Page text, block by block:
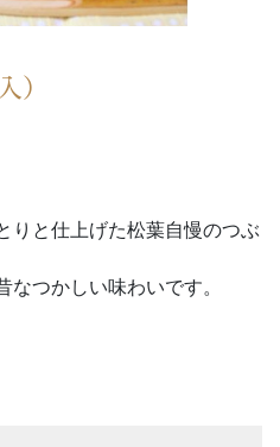
）
りと仕上げた松葉自慢のつぶ
なつかしい味わいです。